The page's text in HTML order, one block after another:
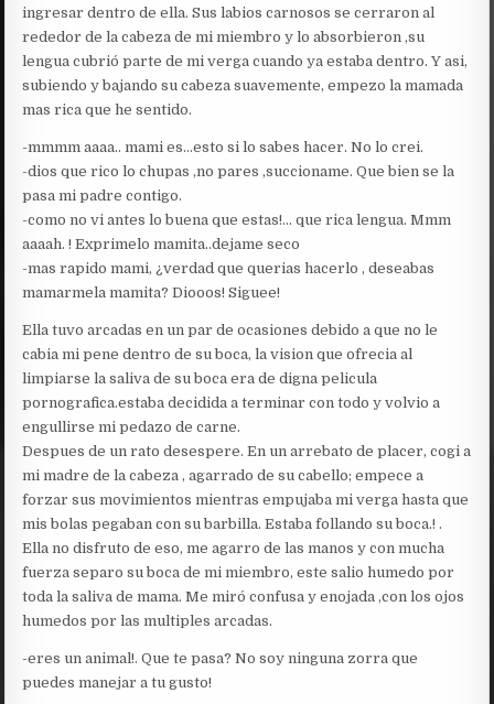
ingresar dentro de ella. Sus labios carnosos se cerraron al
rededor de la cabeza de mi miembro y lo absorbieron ,su
lengua cubrió parte de mi verga cuando ya estaba dentro. Y asi,
subiendo y bajando su cabeza suavemente, empezo la mamada
mas rica que he sentido.
-mmmm aaaa.. mami es…esto si lo sabes hacer. No lo crei.
-dios que rico lo chupas ,no pares ,succioname. Que bien se la
pasa mi padre contigo.
-como no vi antes lo buena que estas!… que rica lengua. Mmm
aaaah. ! Exprimelo mamita..dejame seco
-mas rapido mami, ¿verdad que querias hacerlo , deseabas
mamarmela mamita? Diooos! Siguee!
Ella tuvo arcadas en un par de ocasiones debido a que no le
cabia mi pene dentro de su boca, la vision que ofrecia al
limpiarse la saliva de su boca era de digna pelicula
pornografica.estaba decidida a terminar con todo y volvio a
engullirse mi pedazo de carne.
Despues de un rato desespere. En un arrebato de placer, cogi a
mi madre de la cabeza , agarrado de su cabello; empece a
forzar sus movimientos mientras empujaba mi verga hasta que
mis bolas pegaban con su barbilla. Estaba follando su boca.! .
Ella no disfruto de eso, me agarro de las manos y con mucha
fuerza separo su boca de mi miembro, este salio humedo por
toda la saliva de mama. Me miró confusa y enojada ,con los ojos
humedos por las multiples arcadas.
-eres un animal!. Que te pasa? No soy ninguna zorra que
puedes manejar a tu gusto!